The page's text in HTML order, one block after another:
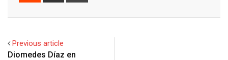
Previous article
Diomedes Díaz en